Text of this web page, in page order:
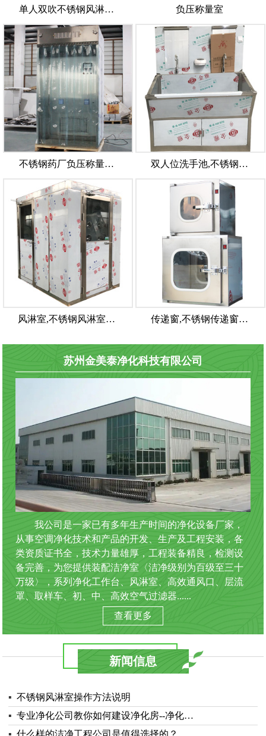
单人双吹不锈钢风淋… 负压称量室
不锈钢药厂负压称量… 双人位洗手池,不锈钢…
风淋室,不锈钢风淋室… 传递窗,不锈钢传递窗…
苏州金美泰净化科技有限公司
我公司是一家已有多年生产时间的净化设备厂家，
从事空调净化技术和产品的开发、生产及工程安装，各
类资质证书全，技术力量雄厚，工程装备精良，检测设
备完善，为您提供装配洁净室〈洁净级别为百级至三十
万级〉，系列净化工作台、风淋室、高效通风口、层流
罩、取样车、初、中、高效空气过滤器......
查看更多
新闻信息
▪ 不锈钢风淋室操作方法说明
▪ 专业净化公司教你如何建设净化房--净化…
▪ 什么样的洁净工程公司是值得选择的？